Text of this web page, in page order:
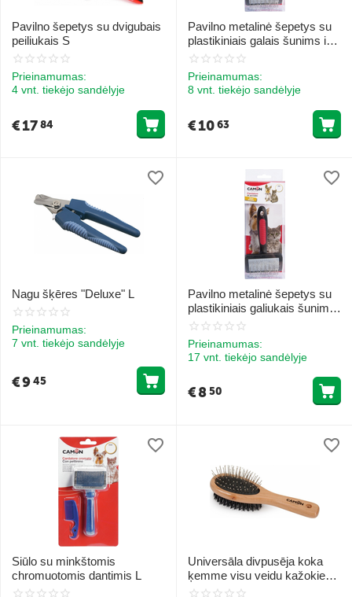
Pavilno šepetys su dvigubais
peiliukais S
Prieinamumas:
4 vnt. tiekėjo sandėlyje
€1784
Pavilno metalinė šepetys su
plastikiniais galais šunims ir
katėms 10x6 cm
Prieinamumas:
8 vnt. tiekėjo sandėlyje
€1063
Nagu šķēres "Deluxe" L
Prieinamumas:
7 vnt. tiekėjo sandėlyje
€945
Pavilno metalinė šepetys su
plastikiniais galiukais šunims
ir katėms 7,5x5 cm
Prieinamumas:
17 vnt. tiekėjo sandėlyje
€850
Siūlo su minkštomis
chromuotomis dantimis L
Universāla divpusēja koka
ķemme visu veidu kažokiem
L